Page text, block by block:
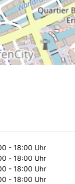
- 18:00 Uhr
- 18:00 Uhr
- 18:00 Uhr
- 18:00 Uhr